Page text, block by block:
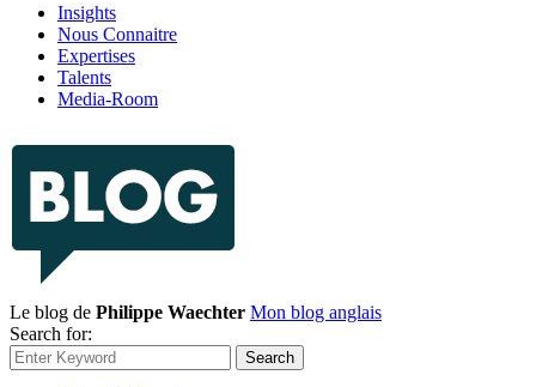
Insights
Nous Connaitre
Expertises
Talents
Media-Room
Le blog de Philippe Waechter Mon blog anglais
Search for:
Search